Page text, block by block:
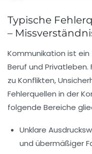
Typische
–
Kommunikation ist
Beruf und
zu Konflikten,
Fehlerquellen in der
folgende Bereiche
Unklare
und übermäßiger